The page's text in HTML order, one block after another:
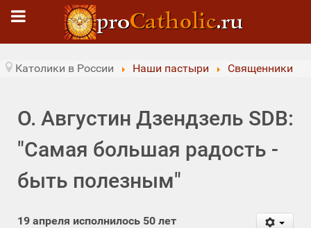
Католики в России Наши пастыри Священники
О. Августин Дзендзель SDB:
"Самая большая радость -
быть полезным"
19 апреля исполнилось 50 лет